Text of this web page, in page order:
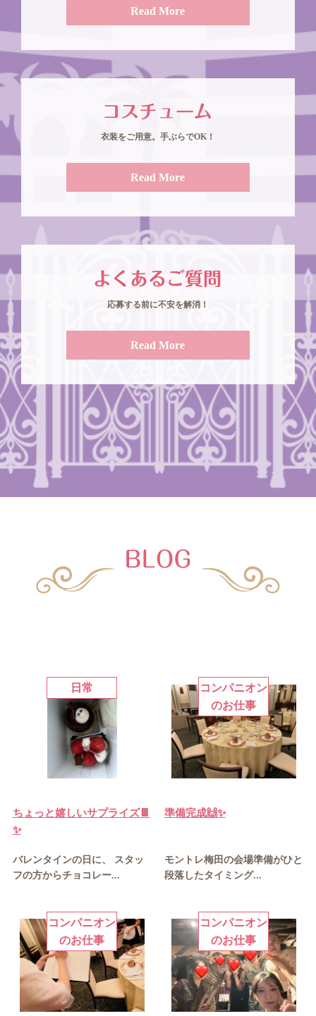
Read More
衣装をご用意。手ぶらでOK！
Read More
応募する前に不安を解消！
Read More
日常
ちょっと嬉しいサプライズ🍫
✨
バレンタインの日に、 スタッ
フの方からチョコレー...
コンパニオン
のお仕事
準備完成🙌✨
モントレ梅田の会場準備がひと
段落したタイミング...
コンパニオン
のお仕事
コンパニオン
のお仕事